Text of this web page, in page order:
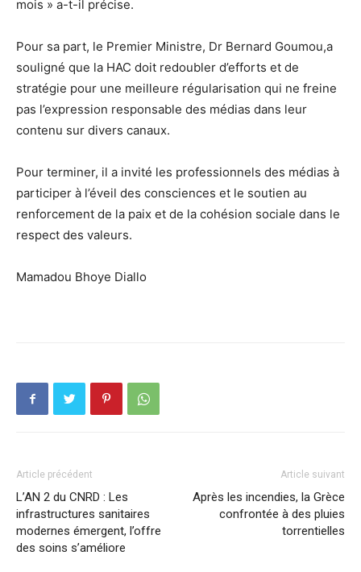
mois » a-t-il précise.
Pour sa part, le Premier Ministre, Dr Bernard Goumou,a
souligné que la HAC doit redoubler d’efforts et de
stratégie pour une meilleure régularisation qui ne freine
pas l’expression responsable des médias dans leur
contenu sur divers canaux.
Pour terminer, il a invité les professionnels des médias à
participer à l’éveil des consciences et le soutien au
renforcement de la paix et de la cohésion sociale dans le
respect des valeurs.
Mamadou Bhoye Diallo
Article précédent
L’AN 2 du CNRD : Les
infrastructures sanitaires
modernes émergent, l’offre
des soins s’améliore
Article suivant
Après les incendies, la Grèce
confrontée à des pluies
torrentielles